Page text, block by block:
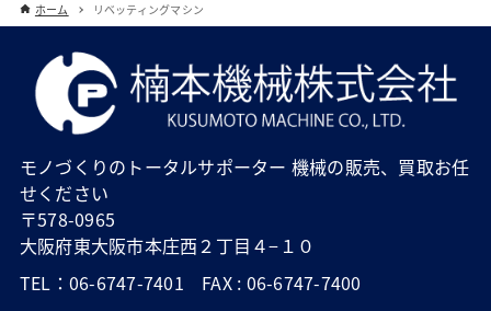
ホーム リベッティングマシン
モノづくりのトータルサポーター 機械の販売、買取お任
せください
〒578-0965
大阪府東大阪市本庄西２丁目４−１０
TEL：06-6747-7401 FAX : 06-6747-7400